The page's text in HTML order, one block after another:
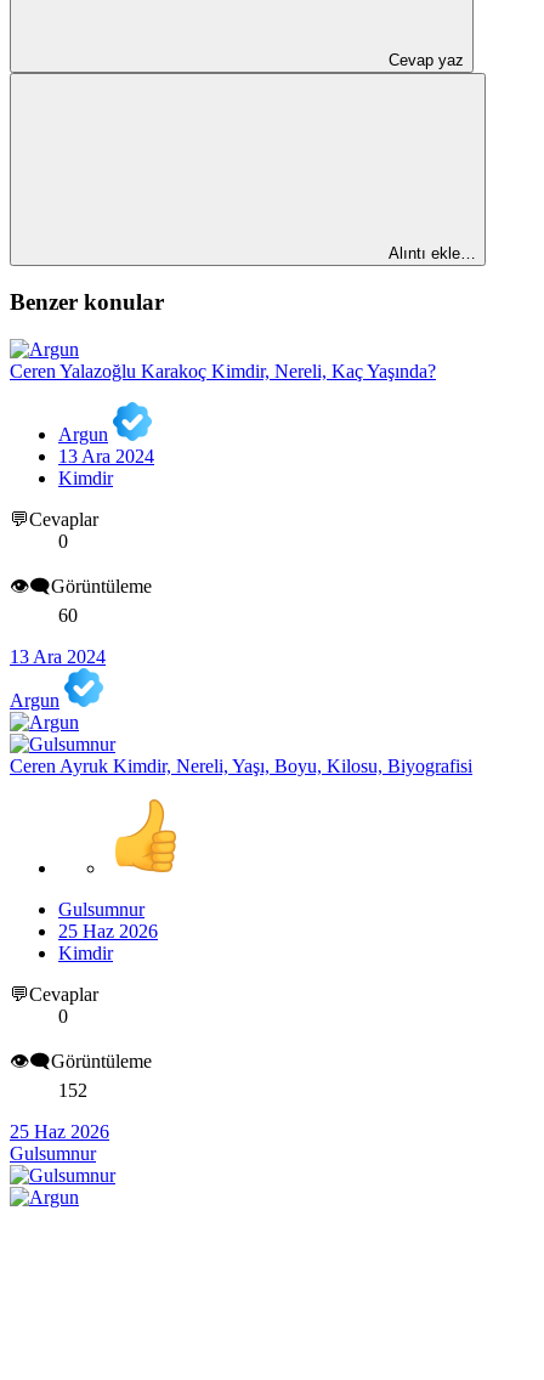
Cevap yaz
Alıntı ekle…
Benzer konular
Ceren Yalazoğlu Karakoç Kimdir, Nereli, Kaç Yaşında?
Argun
13 Ara 2024
Kimdir
💬Cevaplar
0
👁️‍🗨️Görüntüleme
60
13 Ara 2024
Argun
Ceren Ayruk Kimdir, Nereli, Yaşı, Boyu, Kilosu, Biyografisi
Gulsumnur
25 Haz 2026
Kimdir
💬Cevaplar
0
👁️‍🗨️Görüntüleme
152
25 Haz 2026
Gulsumnur